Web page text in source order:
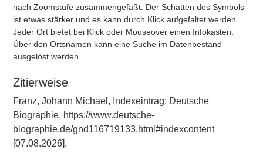
nach Zoomstufe zusammengefaßt. Der Schatten des Symbols
ist etwas stärker und es kann durch Klick aufgefaltet werden.
Jeder Ort bietet bei Klick oder Mouseover einen Infokasten.
Über den Ortsnamen kann eine Suche im Datenbestand
ausgelöst werden.
Zitierweise
Franz, Johann Michael, Indexeintrag: Deutsche
Biographie, https://www.deutsche-
biographie.de/gnd116719133.html#indexcontent
[07.08.2026].